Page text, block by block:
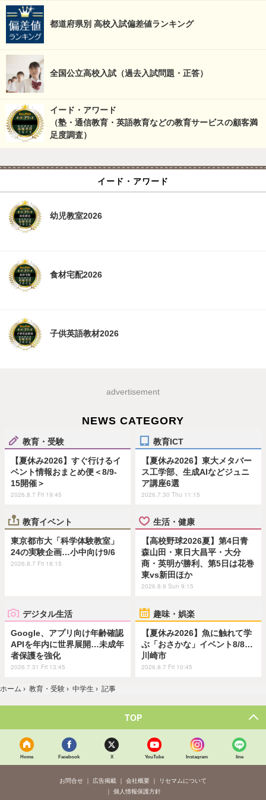
都道府県別 高校入試偏差値ランキング
全国公立高校入試（過去入試問題・正答）
イード・アワード
（塾・通信教育・英語教育などの教育サービスの顧客満
足度調査）
イード・アワード
幼児教室2026
食材宅配2026
子供英語教材2026
advertisement
NEWS CATEGORY
教育・受験
【夏休み2026】すぐ行けるイ
ベント情報おまとめ便＜8/9-
15開催＞
2026.8.7 Fri 19:45
教育ICT
【夏休み2026】東大メタバー
ス工学部、生成AIなどジュニ
ア講座6選
2026.7.30 Thu 11:15
教育イベント
東京都市大「科学体験教室」
24の実験企画…小中向け9/6
2026.8.7 Fri 18:15
生活・健康
【高校野球2026夏】第4日青
森山田・東日大昌平・大分
商・英明が勝利、第5日は花巻
東vs新田ほか
2026.8.9 Sun 9:15
デジタル生活
Google、アプリ向け年齢確認
APIを年内に世界展開…未成年
者保護を強化
2026.7.31 Fri 13:45
趣味・娯楽
【夏休み2026】魚に触れて学
ぶ「おさかな」イベント8/8…
川崎市
2026.8.7 Fri 10:45
ホーム › 教育・受験 › 中学生 › 記事
TOP
Home Facebook X YouTube Instagram line
お問合せ 広告掲載 会社概要
リセマムについて
個人情報保護方針